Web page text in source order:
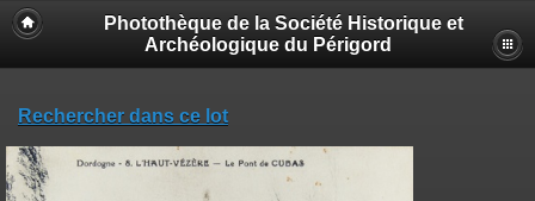
Photothèque de la Société Historique et
Archéologique du Périgord
Rechercher dans ce lot